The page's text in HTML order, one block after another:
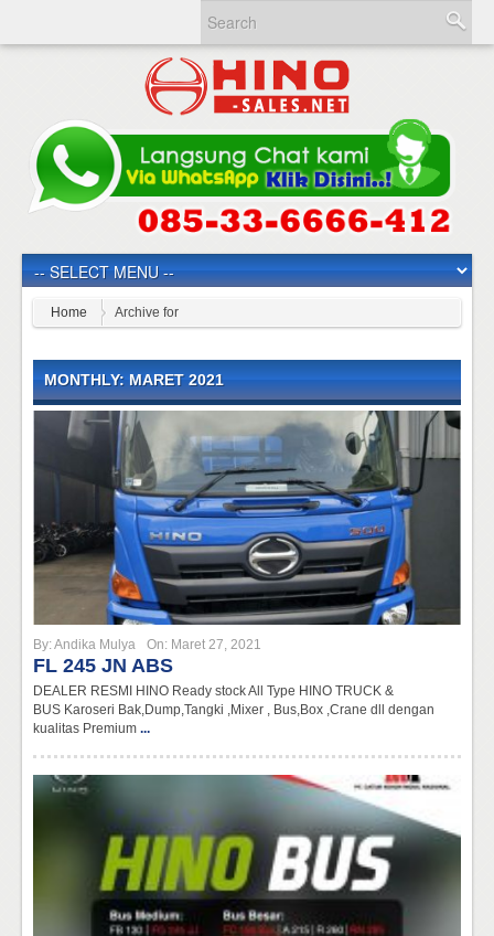
Home Archive for
MONTHLY: MARET 2021
By:Andika Mulya On: Maret 27, 2021
FL 245 JN ABS
DEALER RESMI HINO Ready stock All Type HINO TRUCK &
BUS Karoseri Bak,Dump,Tangki ,Mixer , Bus,Box ,Crane dll dengan
kualitas Premium ...